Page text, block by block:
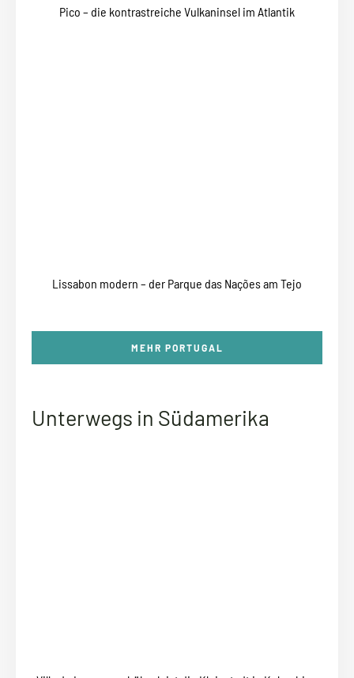
Pico – die kontrastreiche Vulkaninsel im Atlantik
Lissabon modern – der Parque das Nações am Tejo
MEHR PORTUGAL
Unterwegs in Südamerika